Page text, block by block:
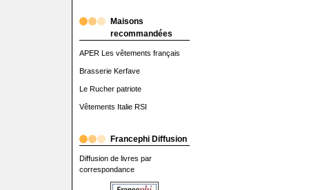
Maisons
recommandées
APER Les vêtements français
Brasserie Kerfave
Le Rucher patriote
Vêtements Italie RSI
Francephi Diffusion
Diffusion de livres par
correspondance